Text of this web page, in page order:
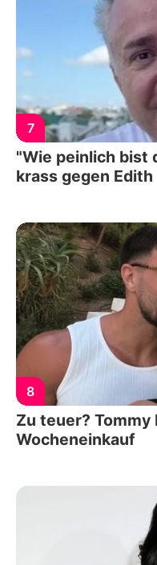
7
"Wie peinlich bist
krass gegen Edith
8
Zu teuer?
Wocheneinkauf